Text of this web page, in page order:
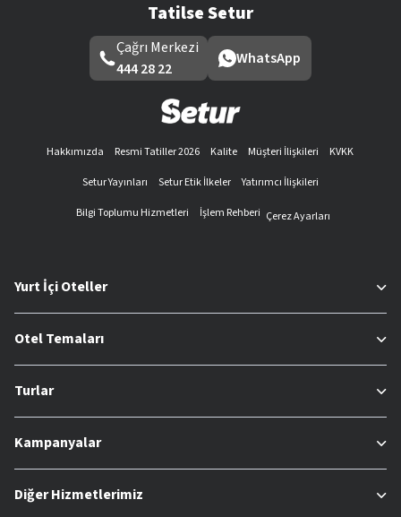
Tatilse Setur
Çağrı Merkezi
444 28 22
WhatsApp
Hakkımızda Resmi Tatiller 2026 Kalite Müşteri İlişkileri
KVKK
Setur Yayınları
Setur Etik İlkeler
Yatırımcı İlişkileri
Bilgi Toplumu Hizmetleri
İşlem Rehberi Çerez Ayarları
Yurt İçi Oteller
Otel Temaları
Turlar
Kampanyalar
Diğer Hizmetlerimiz